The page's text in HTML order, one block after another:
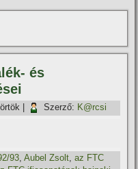
és
Szerző: K@rcsi
93,Aubel Zsolt,az FTC